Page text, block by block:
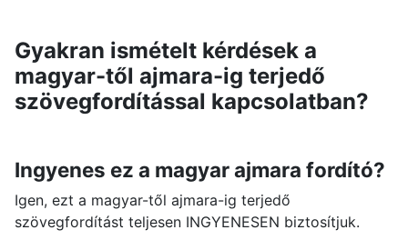
Gyakran ismételt kérdések a
magyar-től ajmara-ig terjedő
szövegfordítással kapcsolatban?
Ingyenes ez a magyar ajmara fordító?
Igen, ezt a magyar-től ajmara-ig terjedő
szövegfordítást teljesen INGYENESEN biztosítjuk.